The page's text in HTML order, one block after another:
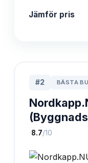
Jämför pris
#2 BÄSTA
·8.7/10